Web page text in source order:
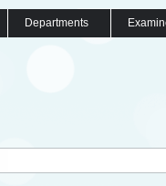
Departments